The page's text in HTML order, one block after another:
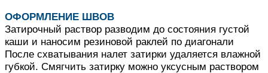
ОФОРМЛЕНИЕ ШВОВ
Затирочный раствор разводим до состояния густой
каши и наносим резиновой раклей по диагонали
После схватывания налет затирки удаляется влажной
губкой. Смягчить затирку можно уксусным раствором